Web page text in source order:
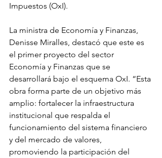
Impuestos (OxI).
La ministra de Economía y Finanzas,
Denisse Miralles, destacó que este es
el primer proyecto del sector
Economía y Finanzas que se
desarrollará bajo el esquema OxI. “Esta
obra forma parte de un objetivo más
amplio: fortalecer la infraestructura
institucional que respalda el
funcionamiento del sistema financiero
y del mercado de valores,
promoviendo la participación del